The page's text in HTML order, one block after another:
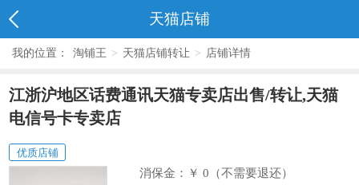
天猫店铺
我的位置： 淘铺王 > 天猫店铺转让 > 店铺详情
江浙沪地区话费通讯天猫专卖店出售/转让,天猫
电信号卡专卖店
优质店铺
消保金：
￥ 0（不需要退还）